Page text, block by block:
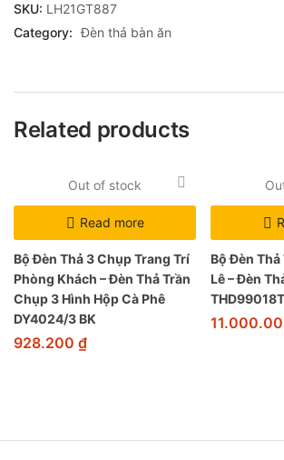
SKU: LH21GT887
Category: Đèn thả bàn ăn
Related products
Out of stock
Read more
Bộ Đèn Thả 3 Chụp Trang Trí
Phòng Khách – Đèn Thả Trần
Chụp 3 Hình Hộp Cà Phê
DY4024/3 BK
928.200 ₫
Bộ Đèn
Lê – Đèn